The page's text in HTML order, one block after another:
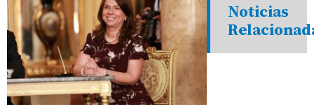
Noticias